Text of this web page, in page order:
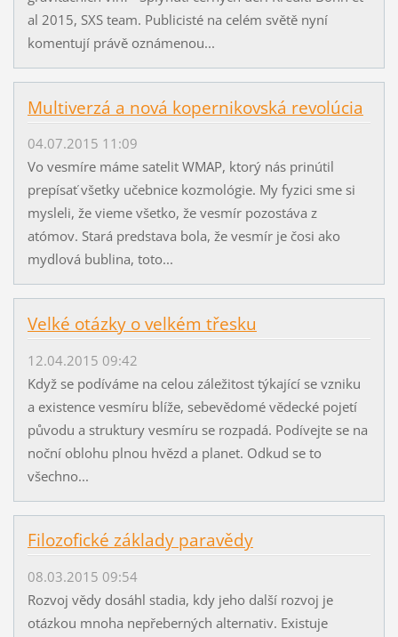
al 2015, SXS team. Publicisté na celém světě nyní
komentují právě oznámenou...
Multiverzá a nová kopernikovská revolúcia
04.07.2015 11:09
Vo vesmíre máme satelit WMAP, ktorý nás prinútil
prepísať všetky učebnice kozmológie. My fyzici sme si
mysleli, že vieme všetko, že vesmír pozostáva z
atómov. Stará predstava bola, že vesmír je čosi ako
mydlová bublina, toto...
Velké otázky o velkém třesku
12.04.2015 09:42
Když se podíváme na celou záležitost týkající se vzniku
a existence vesmíru blíže, sebevědomé vědecké pojetí
původu a struktury vesmíru se rozpadá. Podívejte se na
noční oblohu plnou hvězd a planet. Odkud se to
všechno...
Filozofické základy paravědy
08.03.2015 09:54
Rozvoj vědy dosáhl stadia, kdy jeho další rozvoj je
otázkou mnoha nepřeberných alternativ. Existuje